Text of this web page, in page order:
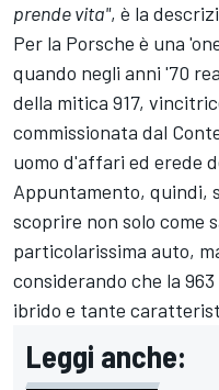
prende vita", è la
Per la Porsche è una
quando negli anni '70
della mitica 917,
commissionata dal
uomo d'affari ed erede
Appuntamento, quindi,
scoprire non solo come
particolarissima auto,
considerando che la
ibrido e tante
Leggi anche: